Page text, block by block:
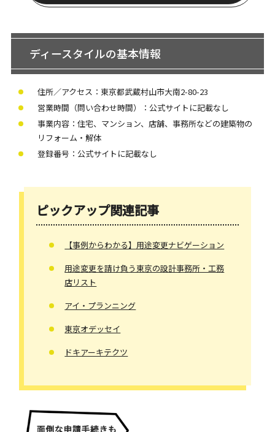
ディースタイルの基本情報
住所／アクセス：東京都武蔵村山市大南2-80-23
営業時間（問い合わせ時間）：公式サイトに記載なし
事業内容：住宅、マンション、店舗、事務所などの建築物の
リフォーム・解体
登録番号：公式サイトに記載なし
ピックアップ関連記事
【事例からわかる】用途変更ナビゲーション
用途変更を請け負う東京の設計事務所・工務
店リスト
アイ・プランニング
東京オデッセイ
ドキアーキテクツ